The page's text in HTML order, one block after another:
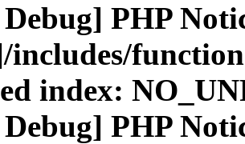
PHP
index:
PHP